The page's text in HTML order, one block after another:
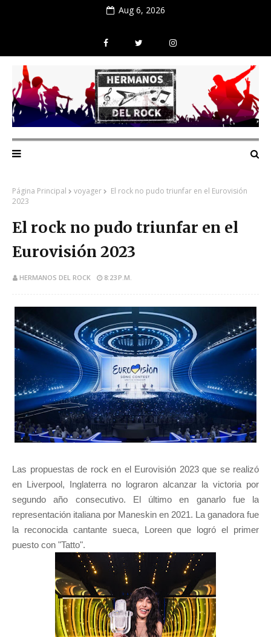
Aug 6, 2026
Página Principal voyager
El rock no pudo triunfar en el Eurovisión
2023
El rock no pudo triunfar en el
Eurovisión 2023
HERMANOS DEL ROCK 8:23 P.M.
Las propuestas de rock en el Eurovisión 2023 que se realizó
en Liverpool, Inglaterra no lograron alcanzar la victoria por
segundo año consecutivo. El último en ganarlo fue la
representación italiana por Maneskin en 2021. La ganadora fue
la reconocida cantante sueca, Loreen que logró el primer
puesto con "Tatto".